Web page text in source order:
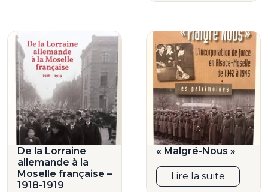
De la Lorraine
allemande à la
Moselle française –
1918-1919
« Malgré-Nous »
Lire la suite